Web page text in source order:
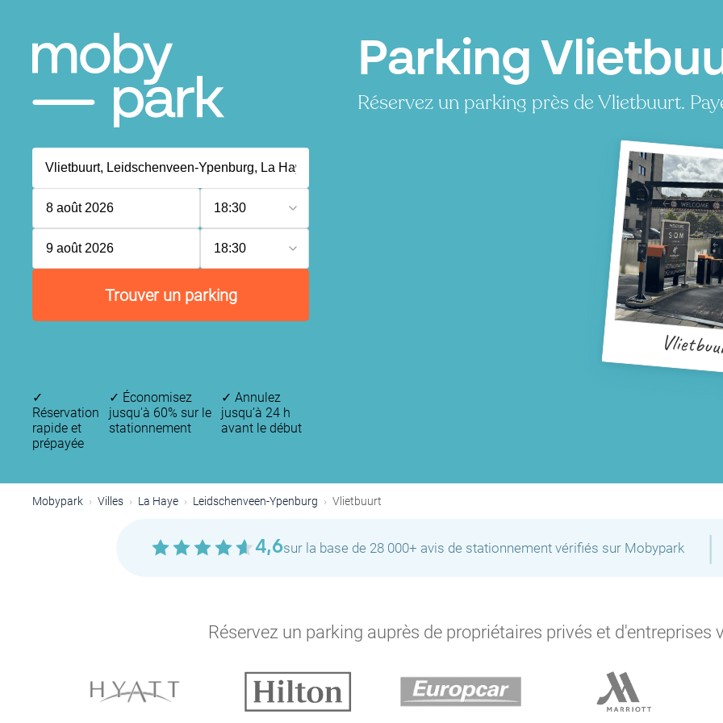
Parking
Réservez un parking près de Vlietbuurt.
8 août 2026 18:30
9 août 2026 18:30
Trouver un parking
✓
Réservation
rapide et
prépayée
✓ Économisez
jusqu'à 60% sur le
stationnement
✓ Annulez
jusqu’à 24 h
avant le début
Mobypark Villes La Haye Leidschenveen-Ypenburg Vlietbuurt
4,6sur la base de 28 000+ avis de stationnement vérifiés sur Mobypark |
Réservez un parking auprès de propriétaires privés et d'entreprises
P